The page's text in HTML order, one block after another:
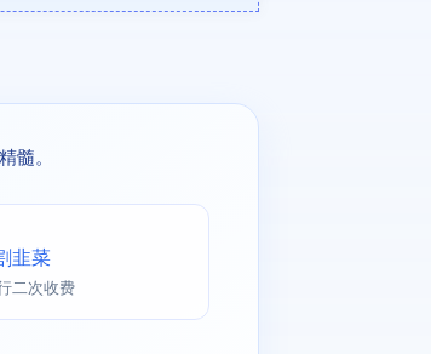
髓。
韭菜
二次收费